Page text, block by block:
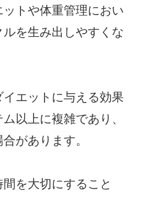
トや体重管理におい
を生み出しやすくな
エットに与える効果
以上に複雑であり、
があります。
を大切にすること